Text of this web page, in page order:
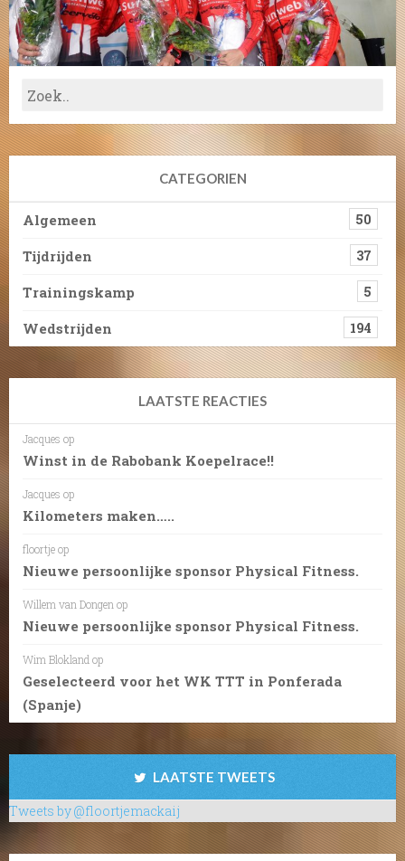
CATEGORIEN
Algemeen 50
Tijdrijden 37
Trainingskamp 5
Wedstrijden 194
LAATSTE REACTIES
Jacques op
Winst in de Rabobank Koepelrace!!
Jacques op
Kilometers maken…..
floortjeop
Nieuwe persoonlijke sponsor Physical Fitness.
Willem van Dongen op
Nieuwe persoonlijke sponsor Physical Fitness.
Wim Blokland op
Geselecteerd voor het WK TTT in Ponferada
(Spanje)
LAATSTE TWEETS
Tweets by @floortjemackaij